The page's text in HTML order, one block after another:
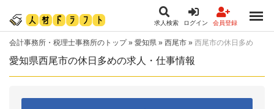
求人検索 ログイン 会員登録
会計事務所・税理士事務所のトップ» 愛知県 » 西尾市 » 西尾市の休日多め
愛知県西尾市の休日多めの求人・仕事情報